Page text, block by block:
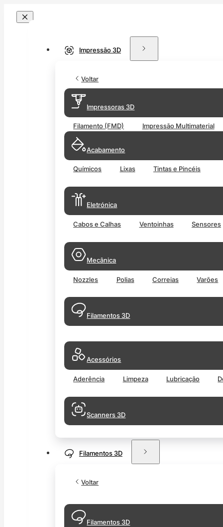
Impressão 3D
Voltar
Impressoras 3D
Filamento (FMD) Impressão Multimaterial
Acabamento
Químicos Lixas Tintas e Pincéis
Eletrónica
Cabos e Calhas Ventoinhas Sensores
Mecânica
Nozzles Polias Correias Varões
Filamentos 3D
Acessórios
Aderência Limpeza Lubricação
Scanners 3D
Filamentos 3D
Voltar
Filamentos 3D